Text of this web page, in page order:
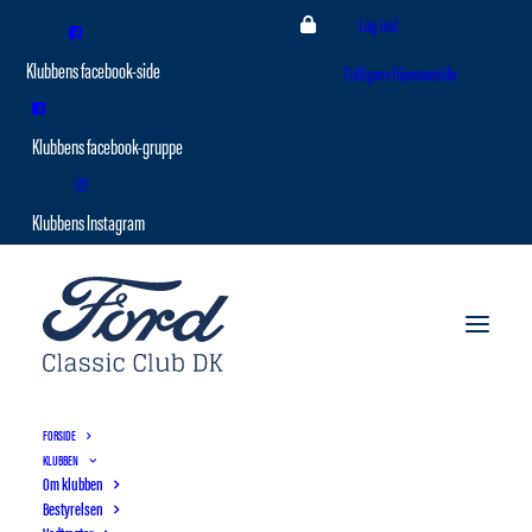
Log ind
Tidligere hjemmeside
FORSIDE
KLUBBEN
Om klubben
Bestyrelsen